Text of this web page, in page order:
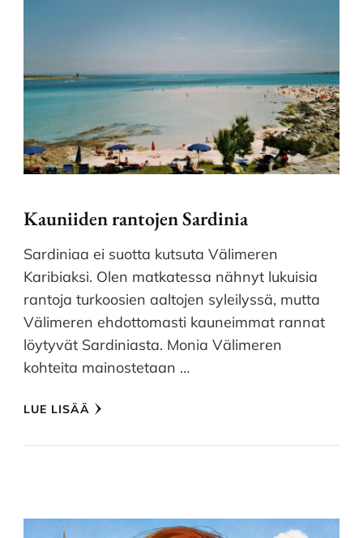
Kauniiden rantojen Sardinia
Sardiniaa ei suotta kutsuta Välimeren
Karibiaksi. Olen matkatessa nähnyt lukuisia
rantoja turkoosien aaltojen syleilyssä, mutta
Välimeren ehdottomasti kauneimmat rannat
löytyvät Sardiniasta. Monia Välimeren
kohteita mainostetaan …
LUE LISÄÄ